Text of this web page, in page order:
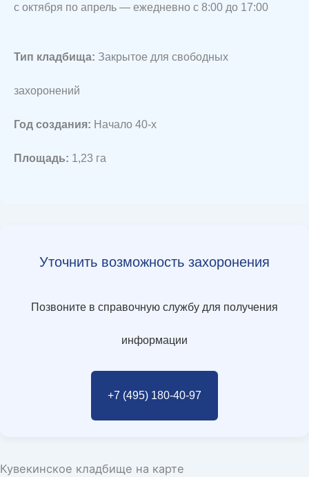
с октября по апрель — ежедневно с 8:00 до 17:00
Тип кладбища: Закрытое для свободных
захоронений
Год создания: Начало 40-х
Площадь: 1,23 га
Уточнить возможность захоронения
Позвоните в справочную службу для получения
информации
+7 (495) 180-40-97
Кувекинское кладбище на карте